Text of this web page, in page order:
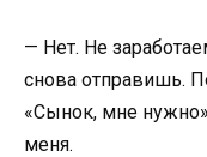
— Нет. Не
снова отправишь.
«Сынок, мне
меня.